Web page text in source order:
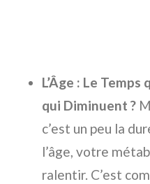
L’Âge : Le
qui Diminuent ?
c’est un peu la
l’âge, votre
ralentir. C’est